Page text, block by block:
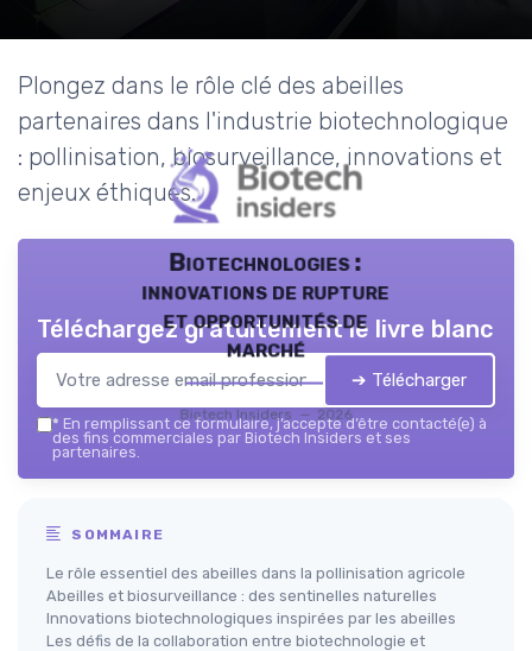
Plongez dans le rôle clé des abeilles
partenaires dans l'industrie biotechnologique
: pollinisation, biosurveillance, innovations et
enjeux éthiques.
Biotechnologies :
innovations de rupture
et opportunités de
marché
Biotech Insiders — 2026
Téléchargez gratuitement le livre blanc
➔ Télécharger
* En remplissant ce formulaire, j’accepte d’être contacté(e) à
des fins commerciales par Biotech Insiders et ses
partenaires.
SOMMAIRE
Le rôle essentiel des abeilles dans la pollinisation agricole
Abeilles et biosurveillance : des sentinelles naturelles
Innovations biotechnologiques inspirées par les abeilles
Les défis de la collaboration entre biotechnologie et